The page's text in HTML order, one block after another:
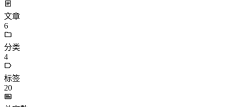
文章
6
分类
4
标签
20